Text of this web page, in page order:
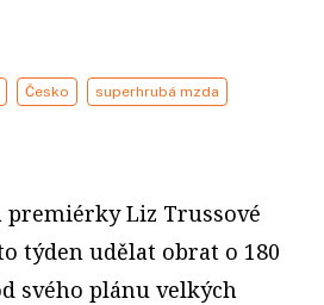
Česko superhrubá mzda
premiérky Liz Trussové
týden udělat obrat o 180
svého plánu velkých